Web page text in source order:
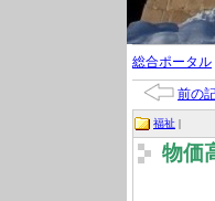
総合ポータル
前の
福祉 |
物価